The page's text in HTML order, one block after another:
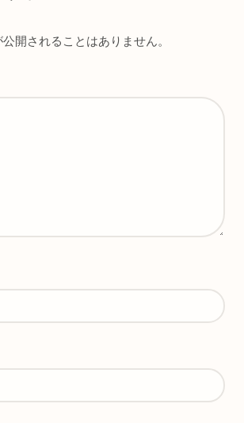
開されることはありません。